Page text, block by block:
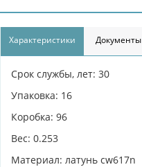
Характеристики Документы
Срок службы, лет: 30
Упаковка: 16
Коробка: 96
Вес: 0.253
Материал: латунь cw617n